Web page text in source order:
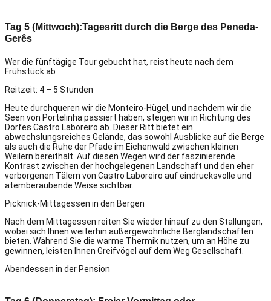
Tag 5 (Mittwoch):Tagesritt durch die Berge des Peneda-
Gerês
Wer die fünftägige Tour gebucht hat, reist heute nach dem
Frühstück ab
Reitzeit: 4 – 5 Stunden
Heute durchqueren wir die Monteiro-Hügel, und nachdem wir die
Seen von Portelinha passiert haben, steigen wir in Richtung des
Dorfes Castro Laboreiro ab. Dieser Ritt bietet ein
abwechslungsreiches Gelände, das sowohl Ausblicke auf die Berge
als auch die Ruhe der Pfade im Eichenwald zwischen kleinen
Weilern bereithält. Auf diesen Wegen wird der faszinierende
Kontrast zwischen der hochgelegenen Landschaft und den eher
verborgenen Tälern von Castro Laboreiro auf eindrucksvolle und
atemberaubende Weise sichtbar.
Picknick-Mittagessen in den Bergen
Nach dem Mittagessen reiten Sie wieder hinauf zu den Stallungen,
wobei sich Ihnen weiterhin außergewöhnliche Berglandschaften
bieten. Während Sie die warme Thermik nutzen, um an Höhe zu
gewinnen, leisten Ihnen Greifvögel auf dem Weg Gesellschaft.
Abendessen in der Pension